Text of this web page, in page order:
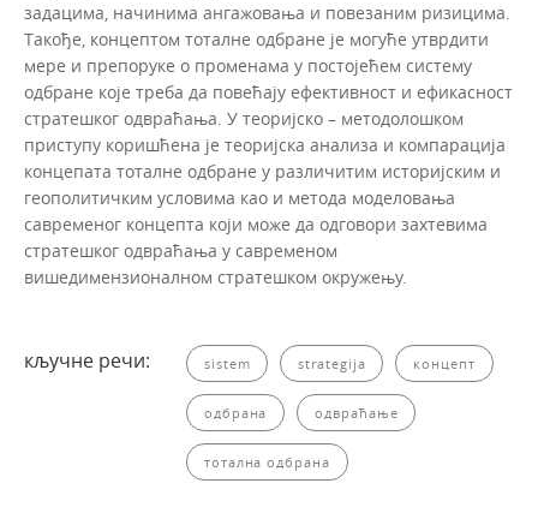
задацима, начинима ангажовања и повезаним ризицима.
Такође, концептом тоталне одбране је могуће утврдити
мере и препоруке о променама у постојећем систему
одбране које треба да повећају ефективност и ефикасност
стратешког одвраћања. У теоријско – методолошком
приступу коришћена је теоријска анализа и компарација
концепата тоталне одбране у различитим историјским и
геополитичким условима као и метода моделовања
савременог концепта који може да одговори захтевима
стратешког одвраћања у савременом
вишедимензионалном стратешком окружењу.
кључне речи: sistem strategija концепт
одбрана одвраћањe
тотална одбрана